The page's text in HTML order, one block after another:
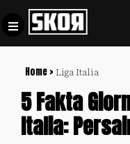
Home > Liga Italia
5 Fakta
Italia:
Football +
Culture +
Policy
Pedoman